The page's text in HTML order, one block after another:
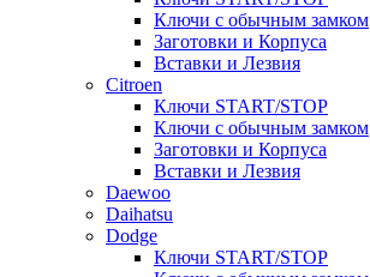
Ключи с обычным замком
Заготовки и Корпуса
Вставки и Лезвия
Citroen
Ключи START/STOP
Ключи с обычным замком
Заготовки и Корпуса
Вставки и Лезвия
Daewoo
Daihatsu
Dodge
Ключи START/STOP